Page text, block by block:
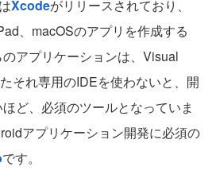
Xcodeがリリースされており、
、macOSのアプリを作成する
アプリケーションは、Visual
それ専用のIDEを使わないと、開
ど、必須のツールとなっていま
アプリケーション開発に必須の
です。